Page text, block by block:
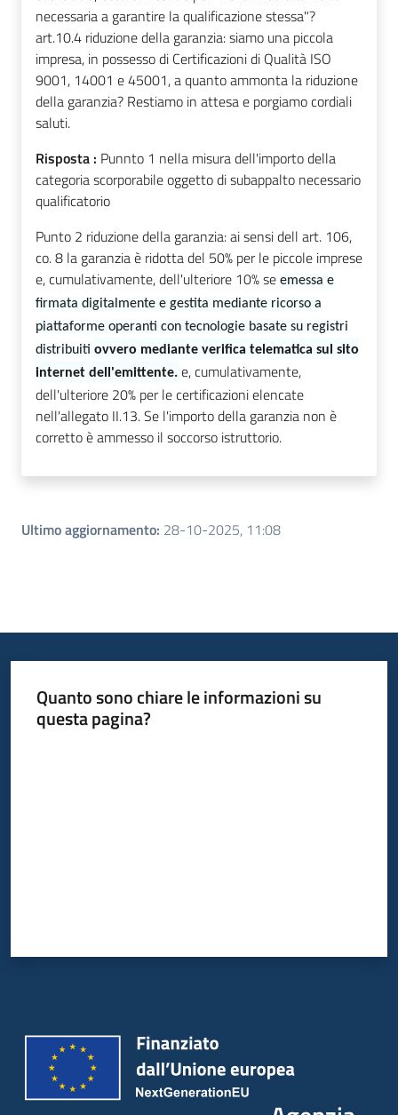
necessaria a garantire la qualificazione stessa"?
art.10.4 riduzione della garanzia: siamo una piccola
impresa, in possesso di Certificazioni di Qualità ISO
9001, 14001 e 45001, a quanto ammonta la riduzione
della garanzia? Restiamo in attesa e porgiamo cordiali
saluti.
Risposta : Punnto 1 nella misura dell'importo della
categoria scorporabile oggetto di subappalto necessario
qualificatorio
Punto 2 riduzione della garanzia: ai sensi dell art. 106,
co. 8 la garanzia è ridotta del 50% per le piccole imprese
e, cumulativamente, dell'ulteriore 10% se emessa e
firmata digitalmente e gestita mediante ricorso a
piattaforme operanti con tecnologie basate su registri
distribuiti ovvero mediante verifica telematica sul sito
internet dell'emittente. e, cumulativamente,
dell'ulteriore 20% per le certificazioni elencate
nell'allegato II.13. Se l'importo della garanzia non è
corretto è ammesso il soccorso istruttorio.
Ultimo aggiornamento: 28-10-2025, 11:08
Quanto sono chiare le informazioni su
questa pagina?